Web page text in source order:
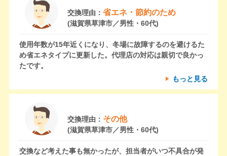
交換理由： 省エネ・節約のため
(滋賀県草津市／男性・60代)
使用年数が15年近くになり、冬場に故障するのを避けるた
め省エネタイプに更新した。代理店の対応は親切で良かっ
たです。
もっと見る
交換理由： その他
(滋賀県草津市／男性・60代)
交換など考えた事も無かったが、担当者がいつ不具合が発